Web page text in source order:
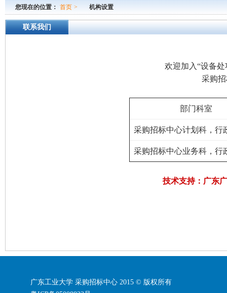
您现在的位置： 首页 > 机构设置
联系我们
欢迎加入“设备
采购
部门科室
采购招标中心计划科，行
采购招标中心业务科，行
技术支持：广东
广东工业大学 采购招标中心 2015 © 版权所有